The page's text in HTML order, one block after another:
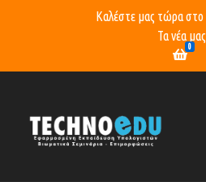
Καλέστε μας τώρα στο
Τα νέα μας
0